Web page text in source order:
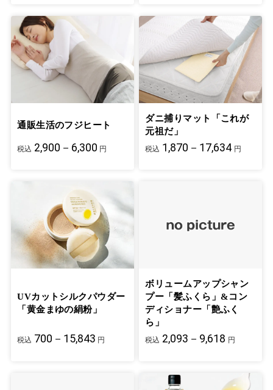
通販生活のフジヒート
税込 2,900－6,300 円
ダニ捕りマット「これが
元祖だ」
税込 1,870－17,634 円
UVカットシルクパウダー
「黄金まゆの絹粉」
税込 700－15,843 円
ボリュームアップシャン
プー「髪ふくら」&コン
ディショナー「艶ふく
ら」
税込 2,093－9,618 円